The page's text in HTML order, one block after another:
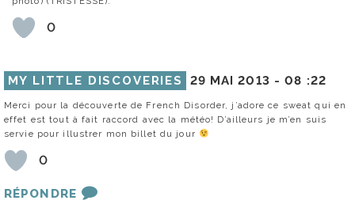
0
MY LITTLE DISCOVERIES 29 MAI 2013 -08 :22
Merci pour la découverte de French Disorder, j’adore ce sweat qui en
effet est tout à fait raccord avec la météo! D’ailleurs je m’en suis
servie pour illustrer mon billet du jour
0
RÉPONDRE